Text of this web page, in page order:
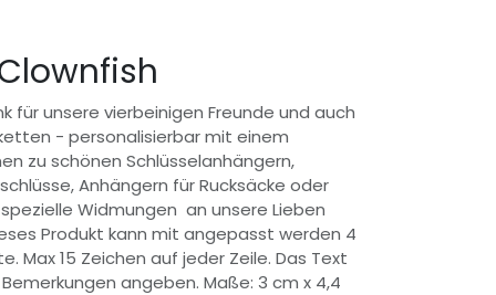
für unsere vierbeinigen Freunde und auch
- personalisierbar mit einem
zu schönen Schlüsselanhängern,
Anhängern für Rucksäcke oder
Widmungen an unsere Lieben
Produkt kann mit angepasst werden 4
Max 15 Zeichen auf jeder Zeile. Das Text
angeben. Maße: 3 cm x 4,4